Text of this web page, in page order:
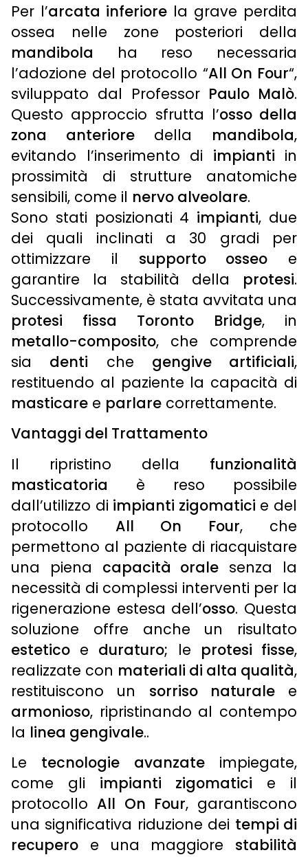
Per l’arcata inferiore la grave perdita
ossea nelle zone posteriori della
mandibola ha reso necessaria
l’adozione del protocollo “All On Four“,
sviluppato dal Professor Paulo Malò.
Questo approccio sfrutta l’osso della
zona anterioredella mandibola,
evitando l’inserimento di impianti in
prossimità di strutture anatomiche
sensibili, come il nervo alveolare.
Sono stati posizionati 4 impianti, due
dei quali inclinati a 30 gradi per
ottimizzare il supporto osseo e
garantire la stabilità della protesi.
Successivamente, è stata avvitata una
protesi fissa
Toronto Bridge, in
metallo-composito, che comprende
sia denti che gengive artificiali,
restituendo al paziente la capacità di
masticare e parlare correttamente.
Vantaggi del Trattamento
Il ripristino della funzionalità
masticatoria è reso possibile
dall’utilizzo di impianti zigomatici e del
protocollo All On Four, che
permettono al paziente di riacquistare
una piena capacità orale senza la
necessità di complessi interventi per la
rigenerazione estesa dell’osso. Questa
soluzione offre anche un risultato
estetico e duraturo; le protesi fisse,
realizzate con materiali di alta qualità,
restituiscono un sorriso naturalee
armonioso, ripristinando al contempo
la linea gengivale..
Le tecnologie avanzateimpiegate,
come gli impianti zigomatici e il
protocolloAll On Four, garantiscono
una significativa riduzione dei tempi di
recupero e una maggiore stabilità